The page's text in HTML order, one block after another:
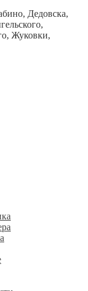
Дедовска,
Жуковки,